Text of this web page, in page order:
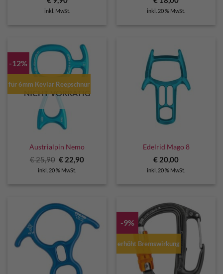
inkl. MwSt. inkl. 20 % MwSt.
-12%
für 6mm Kevlar Reepschnur
NICHT VORRÄTIG
Austrialpin Nemo
€25,90 Ursprünglicher
Preis
war:
€ 22,90Aktueller
inkl. 20 % MwSt.
Edelrid Mago 8
€ 20,00
inkl. 20 % MwSt.
-9%
erhöht Bremswirkung